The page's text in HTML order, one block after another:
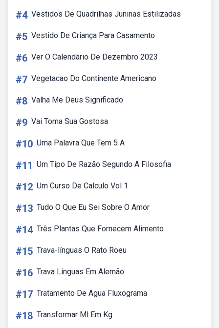
#4 Vestidos De Quadrilhas Juninas Estilizadas
#5 Vestido De Criança Para Casamento
#6 Ver O Calendário De Dezembro 2023
#7 Vegetacao Do Continente Americano
#8 Valha Me Deus Significado
#9 Vai Toma Sua Gostosa
#10 Uma Palavra Que Tem 5 A
#11 Um Tipo De Razão Segundo A Filosofia
#12 Um Curso De Calculo Vol 1
#13 Tudo O Que Eu Sei Sobre O Amor
#14 Três Plantas Que Fornecem Alimento
#15 Trava-línguas O Rato Roeu
#16 Trava Linguas Em Alemão
#17 Tratamento De Agua Fluxograma
#18 Transformar Ml Em Kg